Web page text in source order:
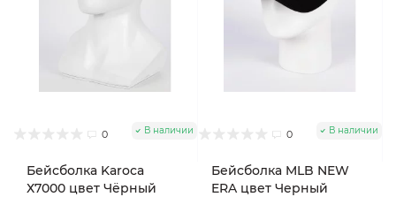
0 В наличии
Бейсболка Karoca
Х7000 цвет Чёрный
0 В наличии
Бейсболка MLB NEW
ERA цвет Черный